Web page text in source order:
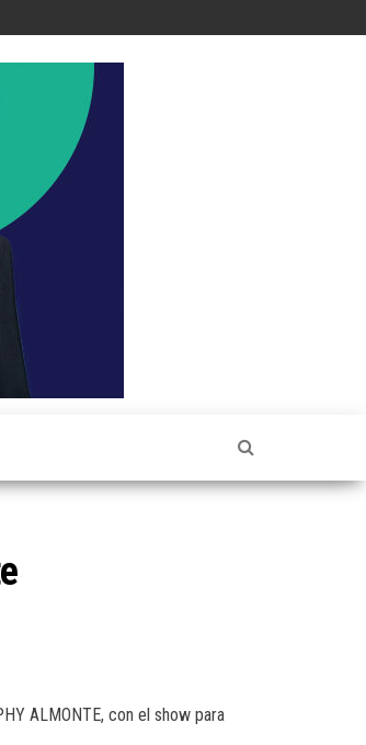
ALMONTE, con el show para